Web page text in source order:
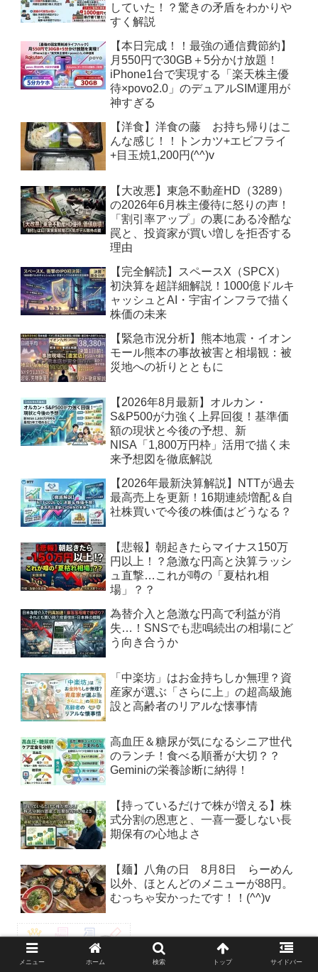
していた！？驚きの矛盾をわかりや
すく解説
【本日完成！！最強の通信費節約】
月550円で30GB＋5分かけ放題！
iPhone1台で実現する「楽天株主優
待×povo2.0」のデュアルSIM運用が
神すぎる
【洋食】洋食の藤 お持ち帰りはこ
んな感じ！！トンカツ+エビフライ
+目玉焼1,200円(^^)v
【大改悪】東急不動産HD（3289）
の2026年6月株主優待に怒りの声！
「割引率アップ」の裏にある冷酷な
罠と、投資家が買い増しを拒否する
理由
【完全解読】スペースX（SPCX）
初決算を超詳細解説！1000億ドルキ
ャッシュとAI・宇宙インフラで描く
株価の未来
【緊急市況分析】熊本地震・イオン
モール熊本の事故被害と相場観：被
災地への祈りとともに
【2026年8月最新】オルカン・
S&P500が力強く上昇回復！基準価
額の現状と今後の予想、新
NISA「1,800万円枠」活用で描く未
来予想図を徹底解説
【2026年最新決算解説】NTTが過去
最高売上を更新！16期連続増配＆自
社株買いで今後の株価はどうなる？
【悲報】朝起きたらマイナス150万
円以上！？急激な円高と決算ラッシ
ュ直撃…これが噂の「夏枯れ相
場」？？
為替介入と急激な円高で利益が消
失…！SNSでも悲鳴続出の相場にど
う向き合うか
「中楽坊」はお金持ちしか無理？資
産家が選ぶ「さらに上」の超高級施
設と高齢者のリアルな懐事情
高血圧＆糖尿が気になるシニア世代
のランチ！食べる順番が大切？？
Geminiの栄養診断に納得！
【持っているだけで株が増える】株
式分割の恩恵と、一喜一憂しない長
期保有の心地よさ
【麺】八角の日 8月8日 らーめん
以外、ほとんどのメニューが88円。
むっちゃ安かったです！！(^^)v
メニュー ホーム 検索 トップ サイドバー